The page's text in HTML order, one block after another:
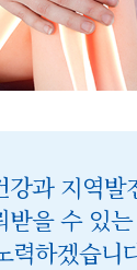
강과 지역발
받을 수 있
력하겠습니